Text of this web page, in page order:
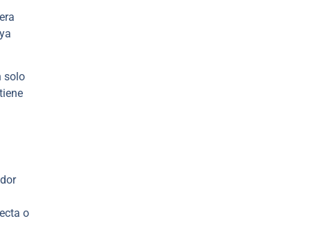
solo
o